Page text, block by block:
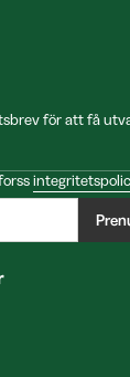
för att få